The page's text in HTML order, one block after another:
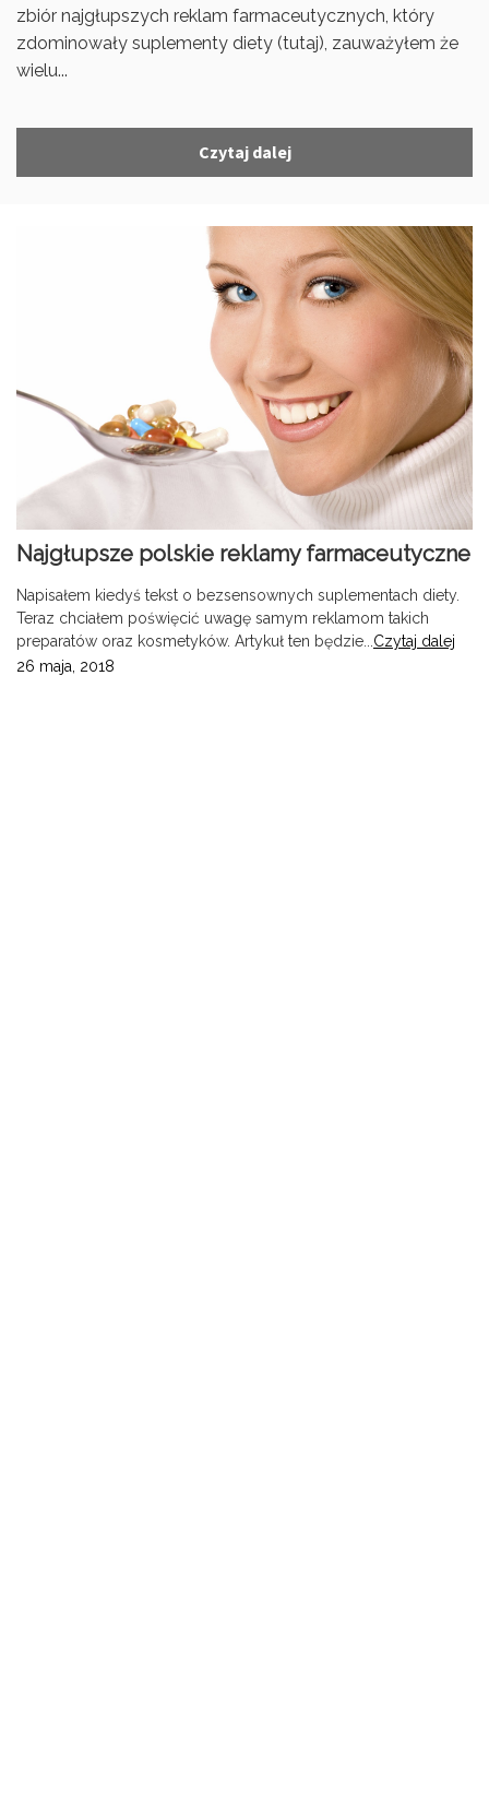
zbiór najgłupszych reklam farmaceutycznych, który
zdominowały suplementy diety (tutaj), zauważyłem że
wielu...
Czytaj dalej
Najgłupsze polskie reklamy farmaceutyczne
Napisałem kiedyś tekst o bezsensownych suplementach diety.
Teraz chciałem poświęcić uwagę samym reklamom takich
preparatów oraz kosmetyków. Artykuł ten będzie...Czytaj dalej
26 maja, 2018